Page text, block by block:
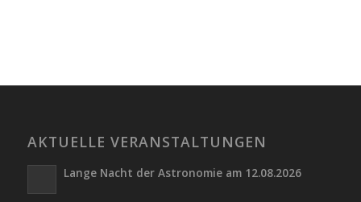
AKTUELLE VERANSTALTUNGEN
Lange Nacht der Astronomie am 12.08.2026